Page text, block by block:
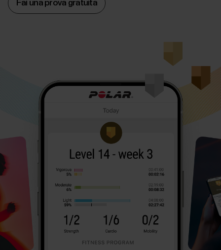
Fai una prova gratuita